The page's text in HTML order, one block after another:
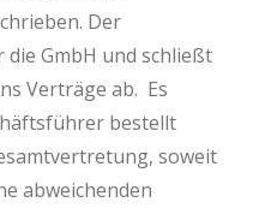
Der
GmbH und schließt
Verträge ab. Es
bestellt
soweit
abweichenden